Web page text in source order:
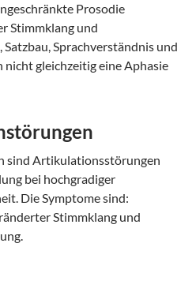
Prosodie
Stimmklang und
Sprachverständnis und
gleichzeitig eine Aphasie
sind Artikulationsstörungen
bei hochgradiger
Die Symptome sind:
Stimmklang und